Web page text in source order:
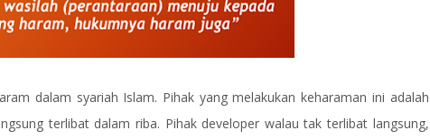
dalam syariah Islam. Pihak yang melakukan keharaman ini adalah
terlibat dalam riba. Pihak developer walau tak terlibat langsung,